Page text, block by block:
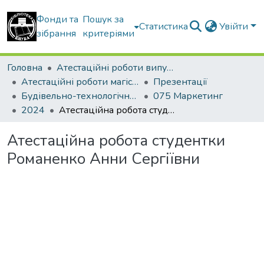
Фонди та
зібрання
Пошук за
критеріями
Статистика Увійти
Головна
Атестаційні роботи випускників
Атестаційні роботи магістрів
Презентації
Будівельно-технологічний факультет
075 Маркетинг
2024
Атестаційна робота студентки Романенко Анни Сергіївни
Атестаційна робота студентки
Романенко Анни Сергіївни